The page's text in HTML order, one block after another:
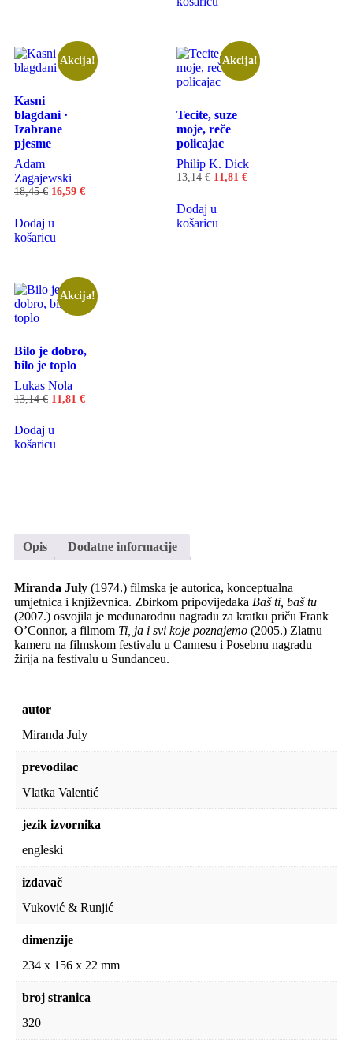
Akcija!
Kasni
blagdani ·
Izabrane
pjesme
Adam
Zagajewski
18,45€ 16,59 €
Dodaj u
košaricu
Akcija!
Tecite, suze
moje, reče
policajac
Philip K. Dick
13,14€ 11,81 €
Dodaj u
košaricu
Akcija!
Bilo je dobro,
bilo je toplo
Lukas Nola
13,14€ 11,81 €
Dodaj u
košaricu
Opis Dodatne informacije
Miranda July (1974.) filmska je autorica, konceptualna
umjetnica i književnica. Zbirkom pripovijedaka Baš ti, baš tu
(2007.) osvojila je međunarodnu nagradu za kratku priču Frank
O’Connor, a filmom Ti, ja i svi koje poznajemo (2005.) Zlatnu
kameru na filmskom festivalu u Cannesu i Posebnu nagradu
žirija na festivalu u Sundanceu.
autor
Miranda July
prevodilac
Vlatka Valentić
jezik izvornika
engleski
izdavač
Vuković & Runjić
dimenzije
234 x 156 x 22 mm
broj stranica
320